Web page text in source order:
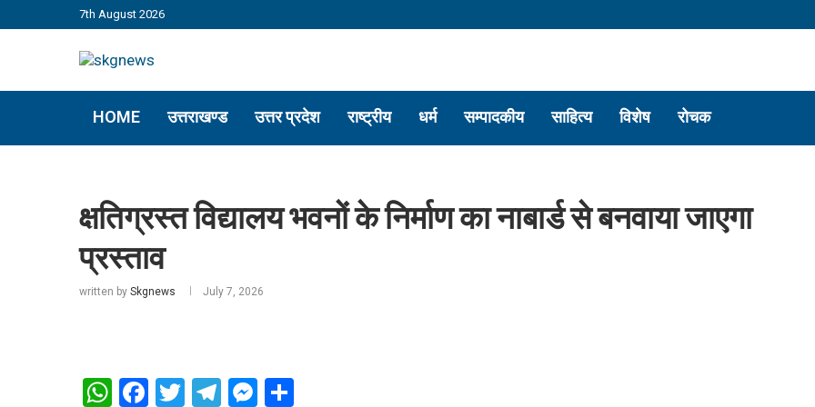
7th August 2026
HOME उत्तराखण्ड उत्तर प्रदेश राष्ट्रीय धर्म सम्पादकीय साहित्य विशेष रोचक
क्षतिग्रस्त विद्यालय भवनों के निर्माण का नाबार्ड से बनवाया जाएगा
प्रस्ताव
written by Skgnews July 7, 2026
WhatsApp
Facebook
Twitter
Telegram
Messenger